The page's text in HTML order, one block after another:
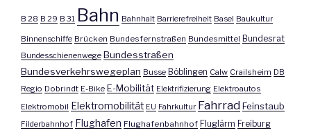
B 28 B 29 B 31 Bahn Bahnhalt Barrierefreiheit Basel Baukultur
Binnenschiffe Brücken Bundesfernstraßen Bundesmittel Bundesrat
Bundesschienenwege Bundesstraßen
Bundesverkehrswegeplan Busse Böblingen Calw Crailsheim DB
Regio Dobrindt E-Bike E-Mobilität Elektrifizierung Elektroautos
Elektromobil Elektromobilität EU Fahrkultur FahrradFeinstaub
Filderbahnhof Flughafen Flughafenbahnhof Fluglärm Freiburg